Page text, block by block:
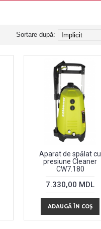
Sortare după:
Aparat de spălat cu
presiune Cleaner
CW7.180
7.330,00 MDL
ADAUGĂ ÎN COŞ